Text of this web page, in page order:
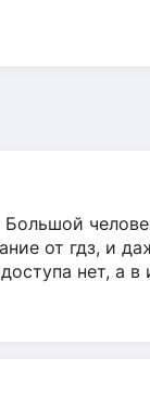
от гдз, и
нет, а